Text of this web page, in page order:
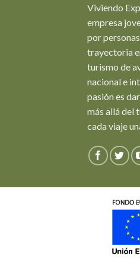
Viviendo
empresa
por
trayectoria
turismo de
nacional e
pasión es
más allá del
cada viaje